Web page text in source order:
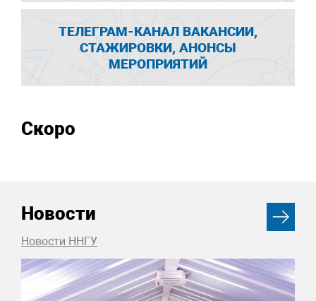
ТЕЛЕГРАМ-КАНАЛ ВАКАНСИИ,
СТАЖИРОВКИ, АНОНСЫ
МЕРОПРИЯТИЙ
Скоро
Новости
Новости ННГУ